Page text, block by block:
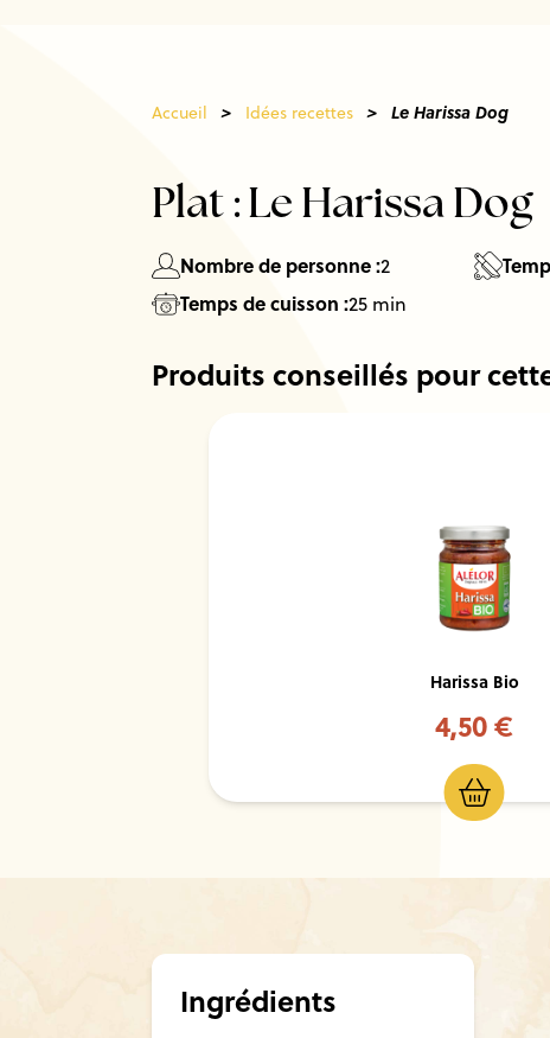
Accueil > Idées recettes > Le Harissa Dog
Plat :Le Harissa Dog
Nombre de personne :2
Temps de cuisson :25 min
Produits conseillés pour
Harissa Bio
4,50 €
Ingrédients